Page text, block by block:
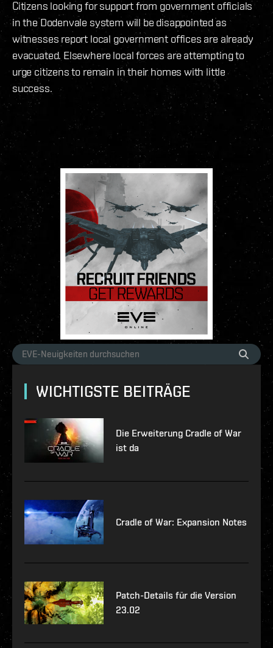
Citizens looking for support from government officials
in the Dodenvale system will be disappointed as
witnesses report local government offices are already
evacuated. Elsewhere local forces are attempting to
urge citizens to remain in their homes with little
success.
WICHTIGSTE BEITRÄGE
Die Erweiterung Cradle of War
ist da
Cradle of War: Expansion Notes
Patch-Details für die Version
23.02